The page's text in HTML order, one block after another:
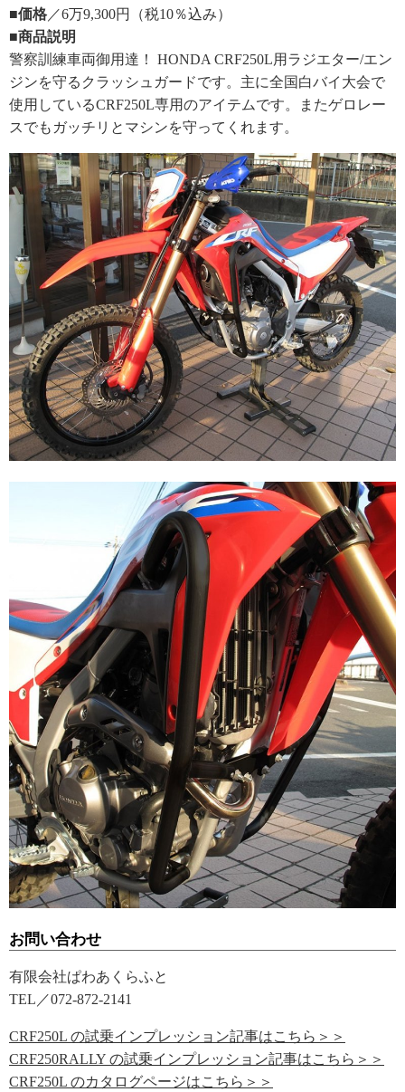
■価格 ／6万9,300円（税10％込み）
■商品説明
警察訓練車両御用達！ HONDA CRF250L用ラジエター/エン
ジンを守るクラッシュガードです。主に全国白バイ大会で
使用しているCRF250L専用のアイテムです。またゲロレー
スでもガッチリとマシンを守ってくれます。
お問い合わせ
有限会社ぱわあくらふと
TEL／072-872-2141
CRF250L の試乗インプレッション記事はこちら＞＞
CRF250RALLY の試乗インプレッション記事はこちら＞＞
CRF250L のカタログページはこちら＞＞